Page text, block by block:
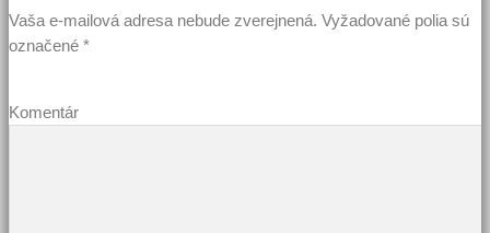
Vaša e-mailová adresa nebude zverejnená. Vyžadované polia sú
označené *
Komentár